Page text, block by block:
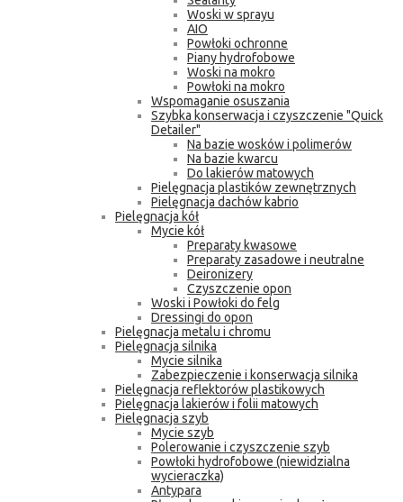
Woski w sprayu
AIO
Powłoki ochronne
Piany hydrofobowe
Woski na mokro
Powłoki na mokro
Wspomaganie osuszania
Szybka konserwacja i czyszczenie "Quick
Detailer"
Na bazie wosków i polimerów
Na bazie kwarcu
Do lakierów matowych
Pielęgnacja plastików zewnętrznych
Pielęgnacja dachów kabrio
Pielęgnacja kół
Mycie kół
Preparaty kwasowe
Preparaty zasadowe i neutralne
Deironizery
Czyszczenie opon
Woski i Powłoki do felg
Dressingi do opon
Pielęgnacja metalu i chromu
Pielęgnacja silnika
Mycie silnika
Zabezpieczenie i konserwacja silnika
Pielęgnacja reflektorów plastikowych
Pielęgnacja lakierów i folii matowych
Pielęgnacja szyb
Mycie szyb
Polerowanie i czyszczenie szyb
Powłoki hydrofobowe (niewidzialna
wycieraczka)
Antypara